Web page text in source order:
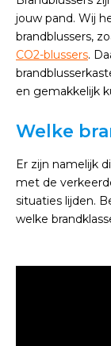
jouw pand. Wij
brandblussers,
CO2-blussers.
en gemakkelijk
Welke
Er zijn namelijk
met de
situaties lijden.
welke